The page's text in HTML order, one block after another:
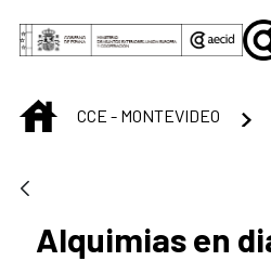
Saltar al contenido principal
INICIOCCE - MONTEVIDEO
Alquimias en